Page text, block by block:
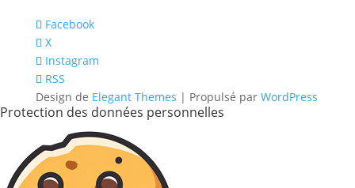
Facebook
X
Instagram
RSS
Design de Elegant Themes | Propulsé par WordPress
Protection des données personnelles